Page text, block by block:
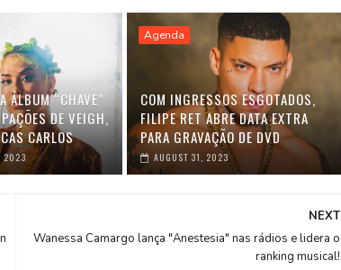
ÁLBUM “CHAVE”
DE VEIGH,
CARLOS
2023
Agenda
COM INGRESSOS ESGOTADOS,
FILIPE RET ABRE DATA EXTRA
PARA GRAVAÇÃO DE DVD
AUGUST 31, 2023
NEXT
Wanessa Camargo lança "Anestesia" nas rádios e lidera o
ranking musical!